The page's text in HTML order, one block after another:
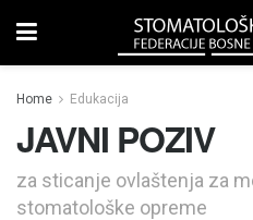
Home Edukacija
JAVNI POZIV
za sticanje ovlaštenja za
stomatološke opreme